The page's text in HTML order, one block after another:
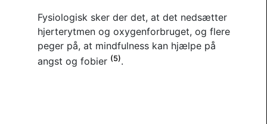
Fysiologisk sker der det, at det nedsætter
hjerterytmen og oxygenforbruget, og flere
peger på, at mindfulness kan hjælpe på
angst og fobier (5).